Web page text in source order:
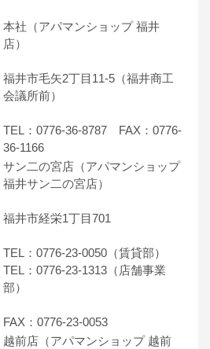
本社（アパマンショップ 福井
店）
福井市毛矢2丁目11-5（福井商工
会議所前）
TEL：0776-36-8787 FAX：0776-
36-1166
サン二の宮店（アパマンショップ
福井サン二の宮店）
福井市経栄1丁目701
TEL：0776-23-0050（賃貸部）
TEL：0776-23-1313（店舗事業
部）
FAX：0776-23-0053
越前店（アパマンショップ 越前